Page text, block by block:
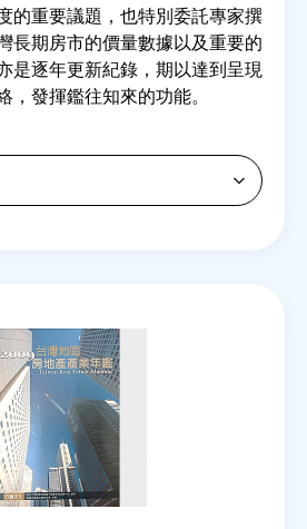
房地產年鑑
電子報
的重要議題，也特別委託專家撰
長期房市的價量數據以及重要的
是逐年更新紀錄，期以達到呈現
，發揮鑑往知來的功能。